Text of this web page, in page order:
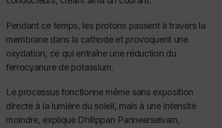
Pendant ce temps, les protons passent à travers la
membrane dans la cathode et provoquent une
oxydation, ce qui entraîne une réduction du
ferrocyanure de potassium.
Le processus fonctionne même sans exposition
directe à la lumière du soleil, mais à une intensité
moindre, explique Dhilippan Panneerselvam,